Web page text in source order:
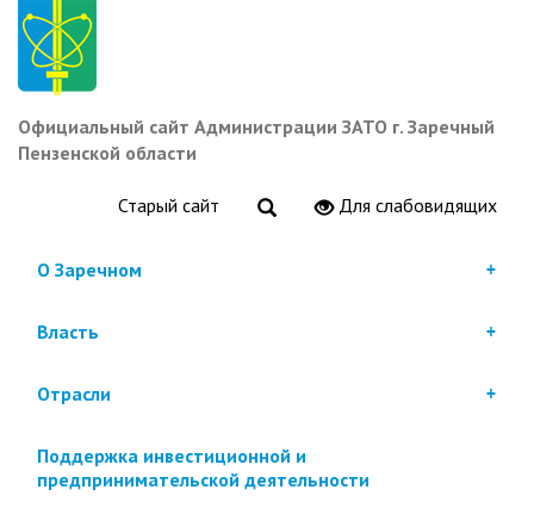
Перейти
основному
содержанию
Официальный сайт Администрации ЗАТО г. Заречный
Пензенской области
Старый сайт Для слабовидящих
О Заречном
Власть
Отрасли
Поддержка инвестиционной и
предпринимательской деятельности